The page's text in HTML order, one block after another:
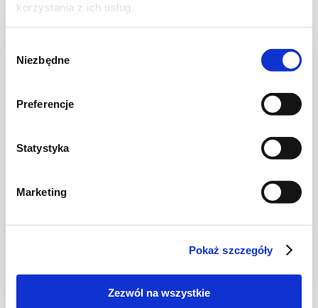
korzystania z ich usług.
zgody
Niezbędne
Preferencje
Statystyka
Marketing
Pokaż szczegóły
Zezwól na wszystkie
CIASTA I TORTY
frużeliną
4954 kcal